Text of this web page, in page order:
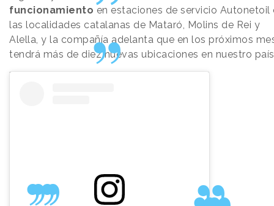
funcionamiento en estaciones de servicio Autonetoil
las localidades catalanas de Mataró, Molins de Rei y
Alella, y la compañía adelanta que en los próximos
tendrá más de diez nuevas ubicaciones en nuestro